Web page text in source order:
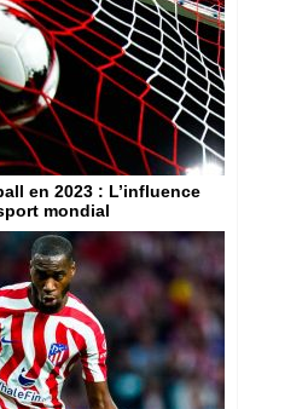
en 2023 : L’influence
mondial